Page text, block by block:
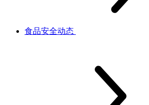
食品安全动态